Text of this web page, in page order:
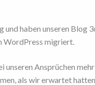
und haben unseren Blog
WordPress migriert.
unseren Ansprüchen
als wir erwartet